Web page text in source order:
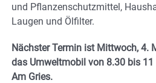
und Pflanzenschutzmittel,
Laugen und Ölfilter.
Nächster Termin ist Mittwoch, 4.
das Umweltmobil von 8.30 bis
Am Gries.